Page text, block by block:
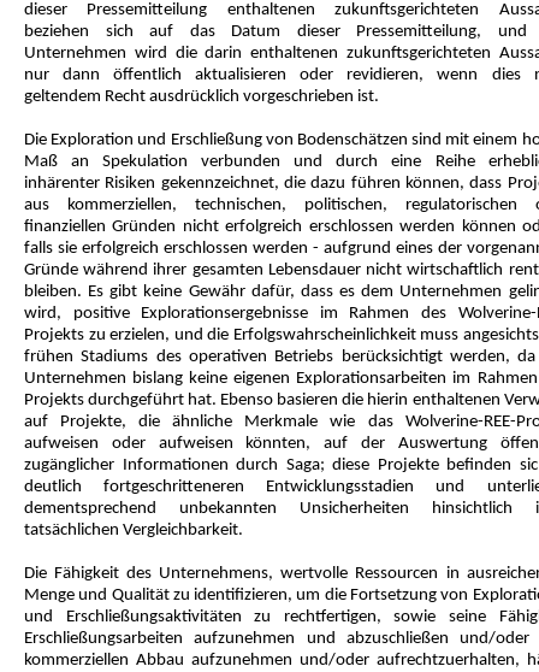
dieser Pressemitteilung enthaltenen zukunftsgerichteten
beziehen sich auf das Datum dieser Pressemitteilung, und
Unternehmen wird die darin enthaltenen zukunftsgerichteten
nur dann öffentlich aktualisieren oder revidieren, wenn dies
geltendem Recht ausdrücklich vorgeschrieben ist.
Die Exploration und Erschließung von Bodenschätzen sind mit einem
Maß an Spekulation verbunden und durch eine Reihe
inhärenter Risiken gekennzeichnet, die dazu führen können, dass
aus kommerziellen, technischen, politischen, regulatorischen
finanziellen Gründen nicht erfolgreich erschlossen werden können
falls sie erfolgreich erschlossen werden - aufgrund eines der
Gründe während ihrer gesamten Lebensdauer nicht wirtschaftlich
bleiben. Es gibt keine Gewähr dafür, dass es dem Unternehmen
wird, positive Explorationsergebnisse im Rahmen des Wolverine-
Projekts zu erzielen, und die Erfolgswahrscheinlichkeit muss
frühen Stadiums des operativen Betriebs berücksichtigt werden,
Unternehmen bislang keine eigenen Explorationsarbeiten im
Projekts durchgeführt hat. Ebenso basieren die hierin enthaltenen
auf Projekte, die ähnliche Merkmale wie das Wolverine-REE-
aufweisen oder aufweisen könnten, auf der Auswertung
zugänglicher Informationen durch Saga; diese Projekte befinden
deutlich fortgeschritteneren Entwicklungsstadien und
dementsprechend unbekannten Unsicherheiten hinsichtlich
tatsächlichen Vergleichbarkeit.
Die Fähigkeit des Unternehmens, wertvolle Ressourcen in
Menge und Qualität zu identifizieren, um die Fortsetzung von
und Erschließungsaktivitäten zu rechtfertigen, sowie seine
Erschließungsarbeiten aufzunehmen und abzuschließen und/oder
kommerziellen Abbau aufzunehmen und/oder aufrechtzuerhalten,